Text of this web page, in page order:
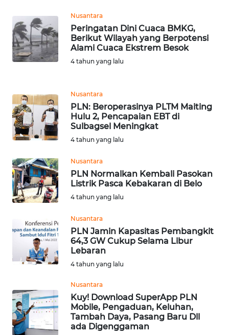
Nusantara
Peringatan Dini Cuaca BMKG,
Berikut Wilayah yang Berpotensi
Alami Cuaca Ekstrem Besok
4 tahun yang lalu
Nusantara
PLN: Beroperasinya PLTM Maiting
Hulu 2, Pencapaian EBT di
Sulbagsel Meningkat
4 tahun yang lalu
Nusantara
PLN Normalkan Kembali Pasokan
Listrik Pasca Kebakaran di Belo
4 tahun yang lalu
Nusantara
PLN Jamin Kapasitas Pembangkit
64,3 GW Cukup Selama Libur
Lebaran
4 tahun yang lalu
Nusantara
Kuy! Download SuperApp PLN
Mobile, Pengaduan, Keluhan,
Tambah Daya, Pasang Baru Dll
ada Digenggaman
PURWAKARTA
WN
PRIANGAN
WN
SEMARANG
WN
SOLO
WN
BOROBUDUR
MADURA
WN
SURABAYA
NATUNA
WN
BINTAN